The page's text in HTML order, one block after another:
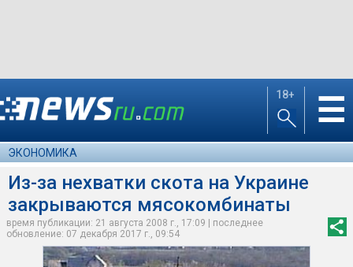
18+ ☰
ЭКОНОМИКА
Из-за нехватки скота на Украине
закрываются мясокомбинаты
время публикации: 21 августа 2008 г., 17:09 | последнее
обновление: 07 декабря 2017 г., 09:54